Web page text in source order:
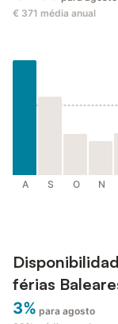
€ 371 média anual
A S O N
férias
3% para agosto